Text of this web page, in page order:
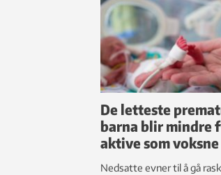
De letteste
barna blir mindre
aktive som voksne
Nedsatte evner til å gå